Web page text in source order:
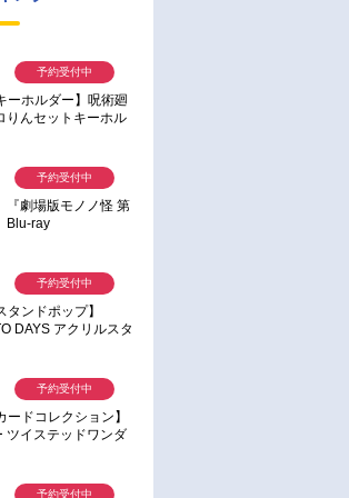
ーホルダー】呪術廻
りんセットキーホル
イト特典付】
予約受付中
『劇場版モノノ怪 第
Blu-ray
予約受付中
タンドポップ】
DAYS アクリルスタ
Afternoon～ 4.南雲
予約受付中
ードコレクション】
ツイステッドワンダ
ンダムカードコレク
予約受付中
予約受付中